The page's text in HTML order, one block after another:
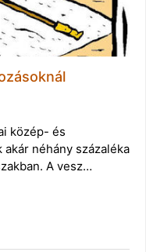
közép- és
néhány százaléka
A vesz…